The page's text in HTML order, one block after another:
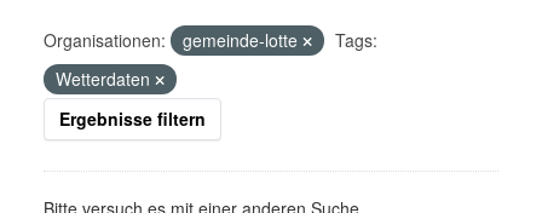
Organisationen: gemeinde-lotte
Tags:
Wetterdaten
Ergebnisse filtern
Bitte versuch es mit einer anderen Suche.